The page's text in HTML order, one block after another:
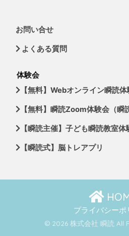
お問い合せ
よくある質問
体験会
【無料】Webオンライン瞬読体
【無料】瞬読Zoom体験会（瞬
【瞬読主催】子ども瞬読教室体
【瞬読式】脳トレアプリ
プライバシーポ
© 2026 株式会社 瞬読 All